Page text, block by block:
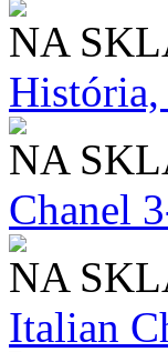
NA
História,
NA
Chanel
NA
Italian